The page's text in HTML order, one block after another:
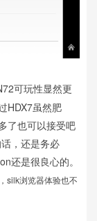
可玩性显然更
HDX7虽然肥
了也可以接受吧
，还是务必
还是很良心的。
silk浏览器体验也不